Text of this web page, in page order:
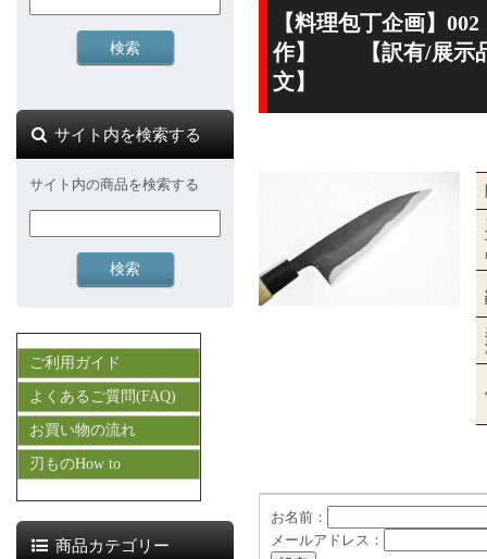
【料理包丁企画】
作】 【訳有/展示品
文】
お名前：
メールアドレス：
サイト内を検索する
サイト内の商品を検索する
ご利用ガイド
よくあるご質問(FAQ)
お買い物の流れ
刃ものHow to
商品カテゴリー